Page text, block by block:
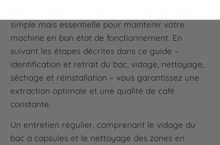
simple mais essentielle pour maintenir votre
machine en bon état de fonctionnement. En
suivant les étapes décrites dans ce guide –
identification et retrait du bac, vidage, nettoyage,
séchage et réinstallation – vous garantissez une
extraction optimale et une qualité de café
constante.
Un entretien régulier, comprenant le vidage du
bac à capsules et le nettoyage des zones en